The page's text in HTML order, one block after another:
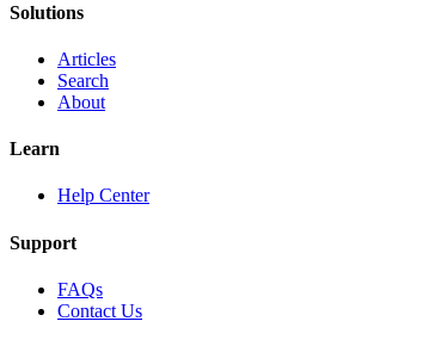
Solutions
Articles
Search
About
Learn
Help Center
Support
FAQs
Contact Us